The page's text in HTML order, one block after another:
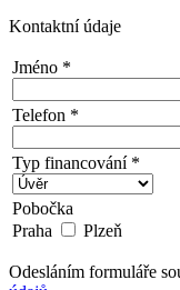
Kontaktní údaje
Jméno *
Telefon *
Typ financování *
Pobočka
Praha
Plzeň
Odesláním formuláře